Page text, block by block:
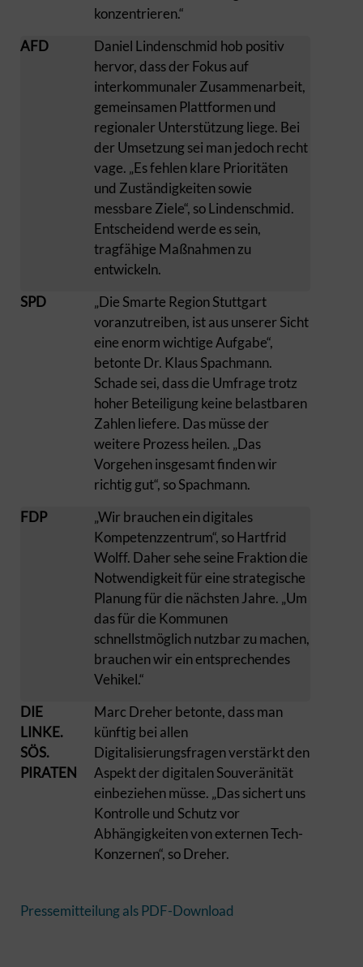
konzentrieren.“
AFD
Daniel Lindenschmid hob positiv
hervor, dass der Fokus auf
interkommunaler Zusammenarbeit,
gemeinsamen Plattformen und
regionaler Unterstützung liege. Bei
der Umsetzung sei man jedoch recht
vage. „Es fehlen klare Prioritäten
und Zuständigkeiten sowie
messbare Ziele“, so Lindenschmid.
Entscheidend werde es sein,
tragfähige Maßnahmen zu
entwickeln.
SPD
„Die Smarte Region Stuttgart
voranzutreiben, ist aus unserer Sicht
eine enorm wichtige Aufgabe“,
betonte Dr. Klaus Spachmann.
Schade sei, dass die Umfrage trotz
hoher Beteiligung keine belastbaren
Zahlen liefere. Das müsse der
weitere Prozess heilen. „Das
Vorgehen insgesamt finden wir
richtig gut“, so Spachmann.
FDP
„Wir brauchen ein digitales
Kompetenzzentrum“, so Hartfrid
Wolff. Daher sehe seine Fraktion die
Notwendigkeit für eine strategische
Planung für die nächsten Jahre. „Um
das für die Kommunen
schnellstmöglich nutzbar zu machen,
brauchen wir ein entsprechendes
Vehikel.“
DIE
LINKE.
SÖS.
PIRATEN
Marc Dreher betonte, dass man
künftig bei allen
Digitalisierungsfragen verstärkt den
Aspekt der digitalen Souveränität
einbeziehen müsse. „Das sichert uns
Kontrolle und Schutz vor
Abhängigkeiten von externen Tech-
Konzernen“, so Dreher.
Pressemitteilung als PDF-Download